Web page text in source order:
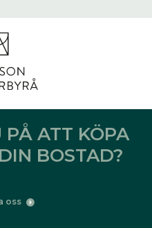
PÅ ATT KÖPA
BOSTAD?
oss